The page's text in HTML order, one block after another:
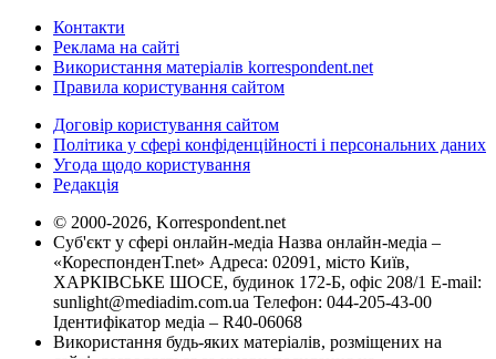
Контакти
Реклама на сайті
Використання матеріалів korrespondent.net
Правила користування сайтом
Договір користування сайтом
Політика у сфері конфіденційності і персональних даних
Угода щодо користування
Редакція
© 2000-2026, Korrespondent.net
Суб'єкт у сфері онлайн-медіа Назва онлайн-медіа –
«КореспонденТ.net» Адреса: 02091, місто Київ,
ХАРКІВСЬКЕ ШОСЕ, будинок 172-Б, офіс 208/1 E-mail:
sunlight@mediadim.com.ua Телефон: 044-205-43-00
Ідентифікатор медіа – R40-06068
Використання будь-яких матеріалів, розміщених на